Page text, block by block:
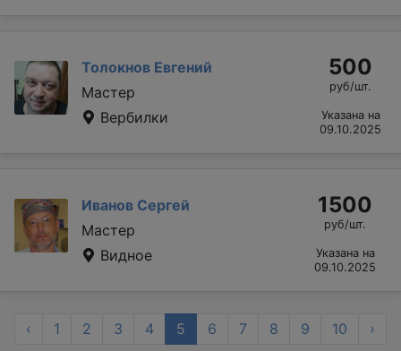
Толокнов Евгений
Мастер
Вербилки
500
руб/шт.
Указана на
09.10.2025
Иванов Сергей
Мастер
Видное
1500
руб/шт.
Указана на
09.10.2025
‹ 1 2 3 4 5 6 7 8 9 10 ›